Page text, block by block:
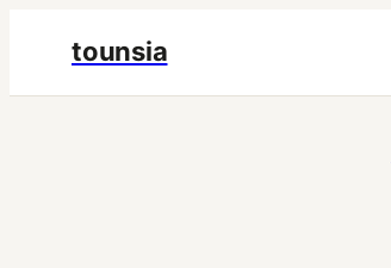
tounsia